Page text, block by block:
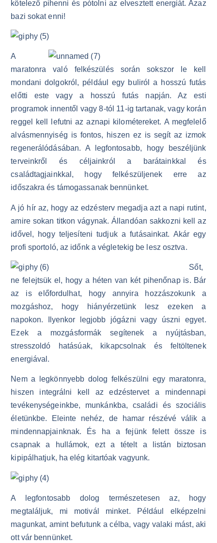
kötelező pihenni és pótolni az elvesztett energiát. Azaz
bazi sokat enni!
A
maratonra való felkészülés során sokszor le kell
mondani dolgokról, például egy buliról a hosszú futás
előtti este vagy a hosszú futás napján. Az esti
programok innentől vagy 8-tól 11-ig tartanak, vagy korán
reggel kell lefutni az aznapi kilométereket. A megfelelő
alvásmennyiség is fontos, hiszen ez is segít az izmok
regenerálódásában. A legfontosabb, hogy beszéljünk
terveinkről és céljainkról a barátainkkal és
családtagjainkkal, hogy felkészüljenek erre az
időszakra és támogassanak bennünket.
A jó hír az, hogy az edzésterv megadja azt a napi rutint,
amire sokan titkon vágynak. Állandóan sakkozni kell az
idővel, hogy teljesíteni tudjuk a futásainkat. Akár egy
profi sportoló, az időnk a végletekig be lesz osztva.
Sőt,
ne felejtsük el, hogy a héten van két pihenőnap is. Bár
az is előfordulhat, hogy annyira hozzászokunk a
mozgáshoz, hogy hiányérzetünk lesz ezeken a
napokon. Ilyenkor legjobb jógázni vagy úszni egyet.
Ezek a mozgásformák segítenek a nyújtásban,
stresszoldó hatásúak, kikapcsolnak és feltöltenek
energiával.
Nem a legkönnyebb dolog felkészülni egy maratonra,
hiszen integrálni kell az edzéstervet a mindennapi
tevékenységeinkbe, munkánkba, családi és szociális
életünkbe. Eleinte nehéz, de hamar részévé válik a
mindennapjainknak. És ha a fejünk felett össze is
csapnak a hullámok, ezt a tételt a listán biztosan
kipipálhatjuk, ha elég kitartóak vagyunk.
A legfontosabb dolog természetesen az, hogy
megtaláljuk, mi motivál minket. Például elképzelni
magunkat, amint befutunk a célba, vagy valaki mást, aki
ott vár bennünket.